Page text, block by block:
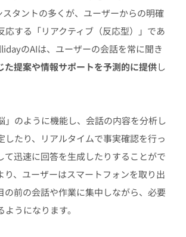
スタントの多くが、ユーザーからの明確
応する「リアクティブ（反応型）」であ
のAIは、ユーザーの会話を常に聞き
た提案や情報サポートを予測的に提供し
」のように機能し、会話の内容を分析し
したり、リアルタイムで事実確認を行っ
て迅速に回答を生成したりすることがで
り、ユーザーはスマートフォンを取り出
の前の会話や作業に集中しながら、必要
うになります。